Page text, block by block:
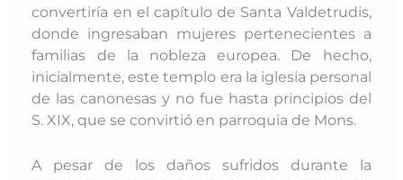
convertiría en el capítulo de Santa Valdetrudis,
donde ingresaban mujeres pertenecientes a
familias de la nobleza europea. De hecho,
inicialmente, este templo era la iglesia personal
de las canonesas y no fue hasta principios del
S. XIX, que se convirtió en parroquia de Mons.
A pesar de los daños sufridos durante la